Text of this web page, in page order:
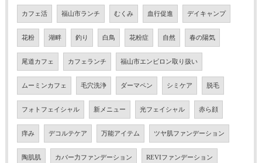
カフェ活 福山市ランチ むくみ 血行促進 デイキャンプ
花粉 湖畔 釣り 白鳥 花粉症 自然 春の陽気
尾道カフェ カフェランチ 福山市エンビロン取り扱い
ムーミンカフェ 毛穴洗浄 ダーマペン シミケア 脱毛
フォトフェイシャル 新メニュー 光フェイシャル 赤ら顔
痒み デコルテケア 万能アイテム ツヤ肌ファンデーション
陶肌肌 カバー力ファンデーション REVIファンデーション